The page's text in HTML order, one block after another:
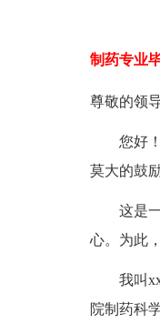
制药专业
尊敬的领导
您好！
莫大的鼓励
这是一
心。为此
我叫xxx
院制药科